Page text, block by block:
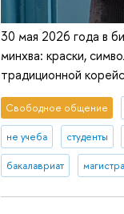
30 мая 2026 года в
минхва: краски,
традиционной
Свободное общение
не учеба студенты
бакалавриат